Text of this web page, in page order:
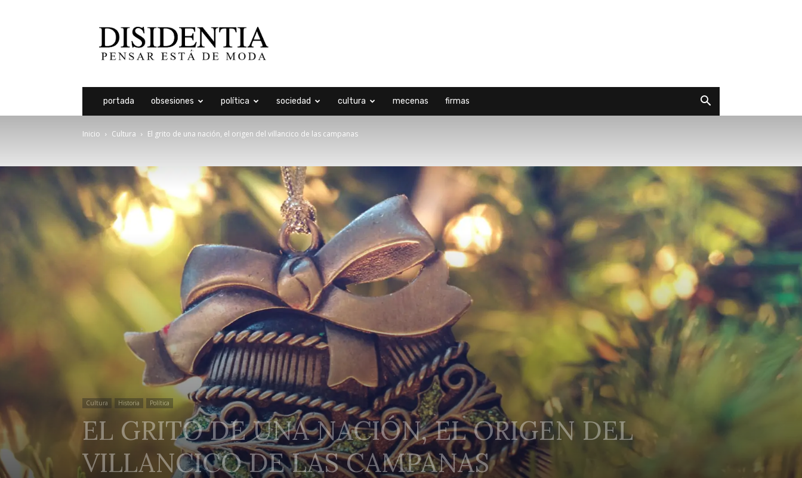
portada obsesiones política sociedad cultura mecenas firmas
Inicio Cultura El grito de una nación, el origen del villancico de las campanas
Cultura Historia Política
EL GRITO DE UNA NACIÓN, EL ORIGEN DEL
VILLANCICO DE LAS CAMPANAS